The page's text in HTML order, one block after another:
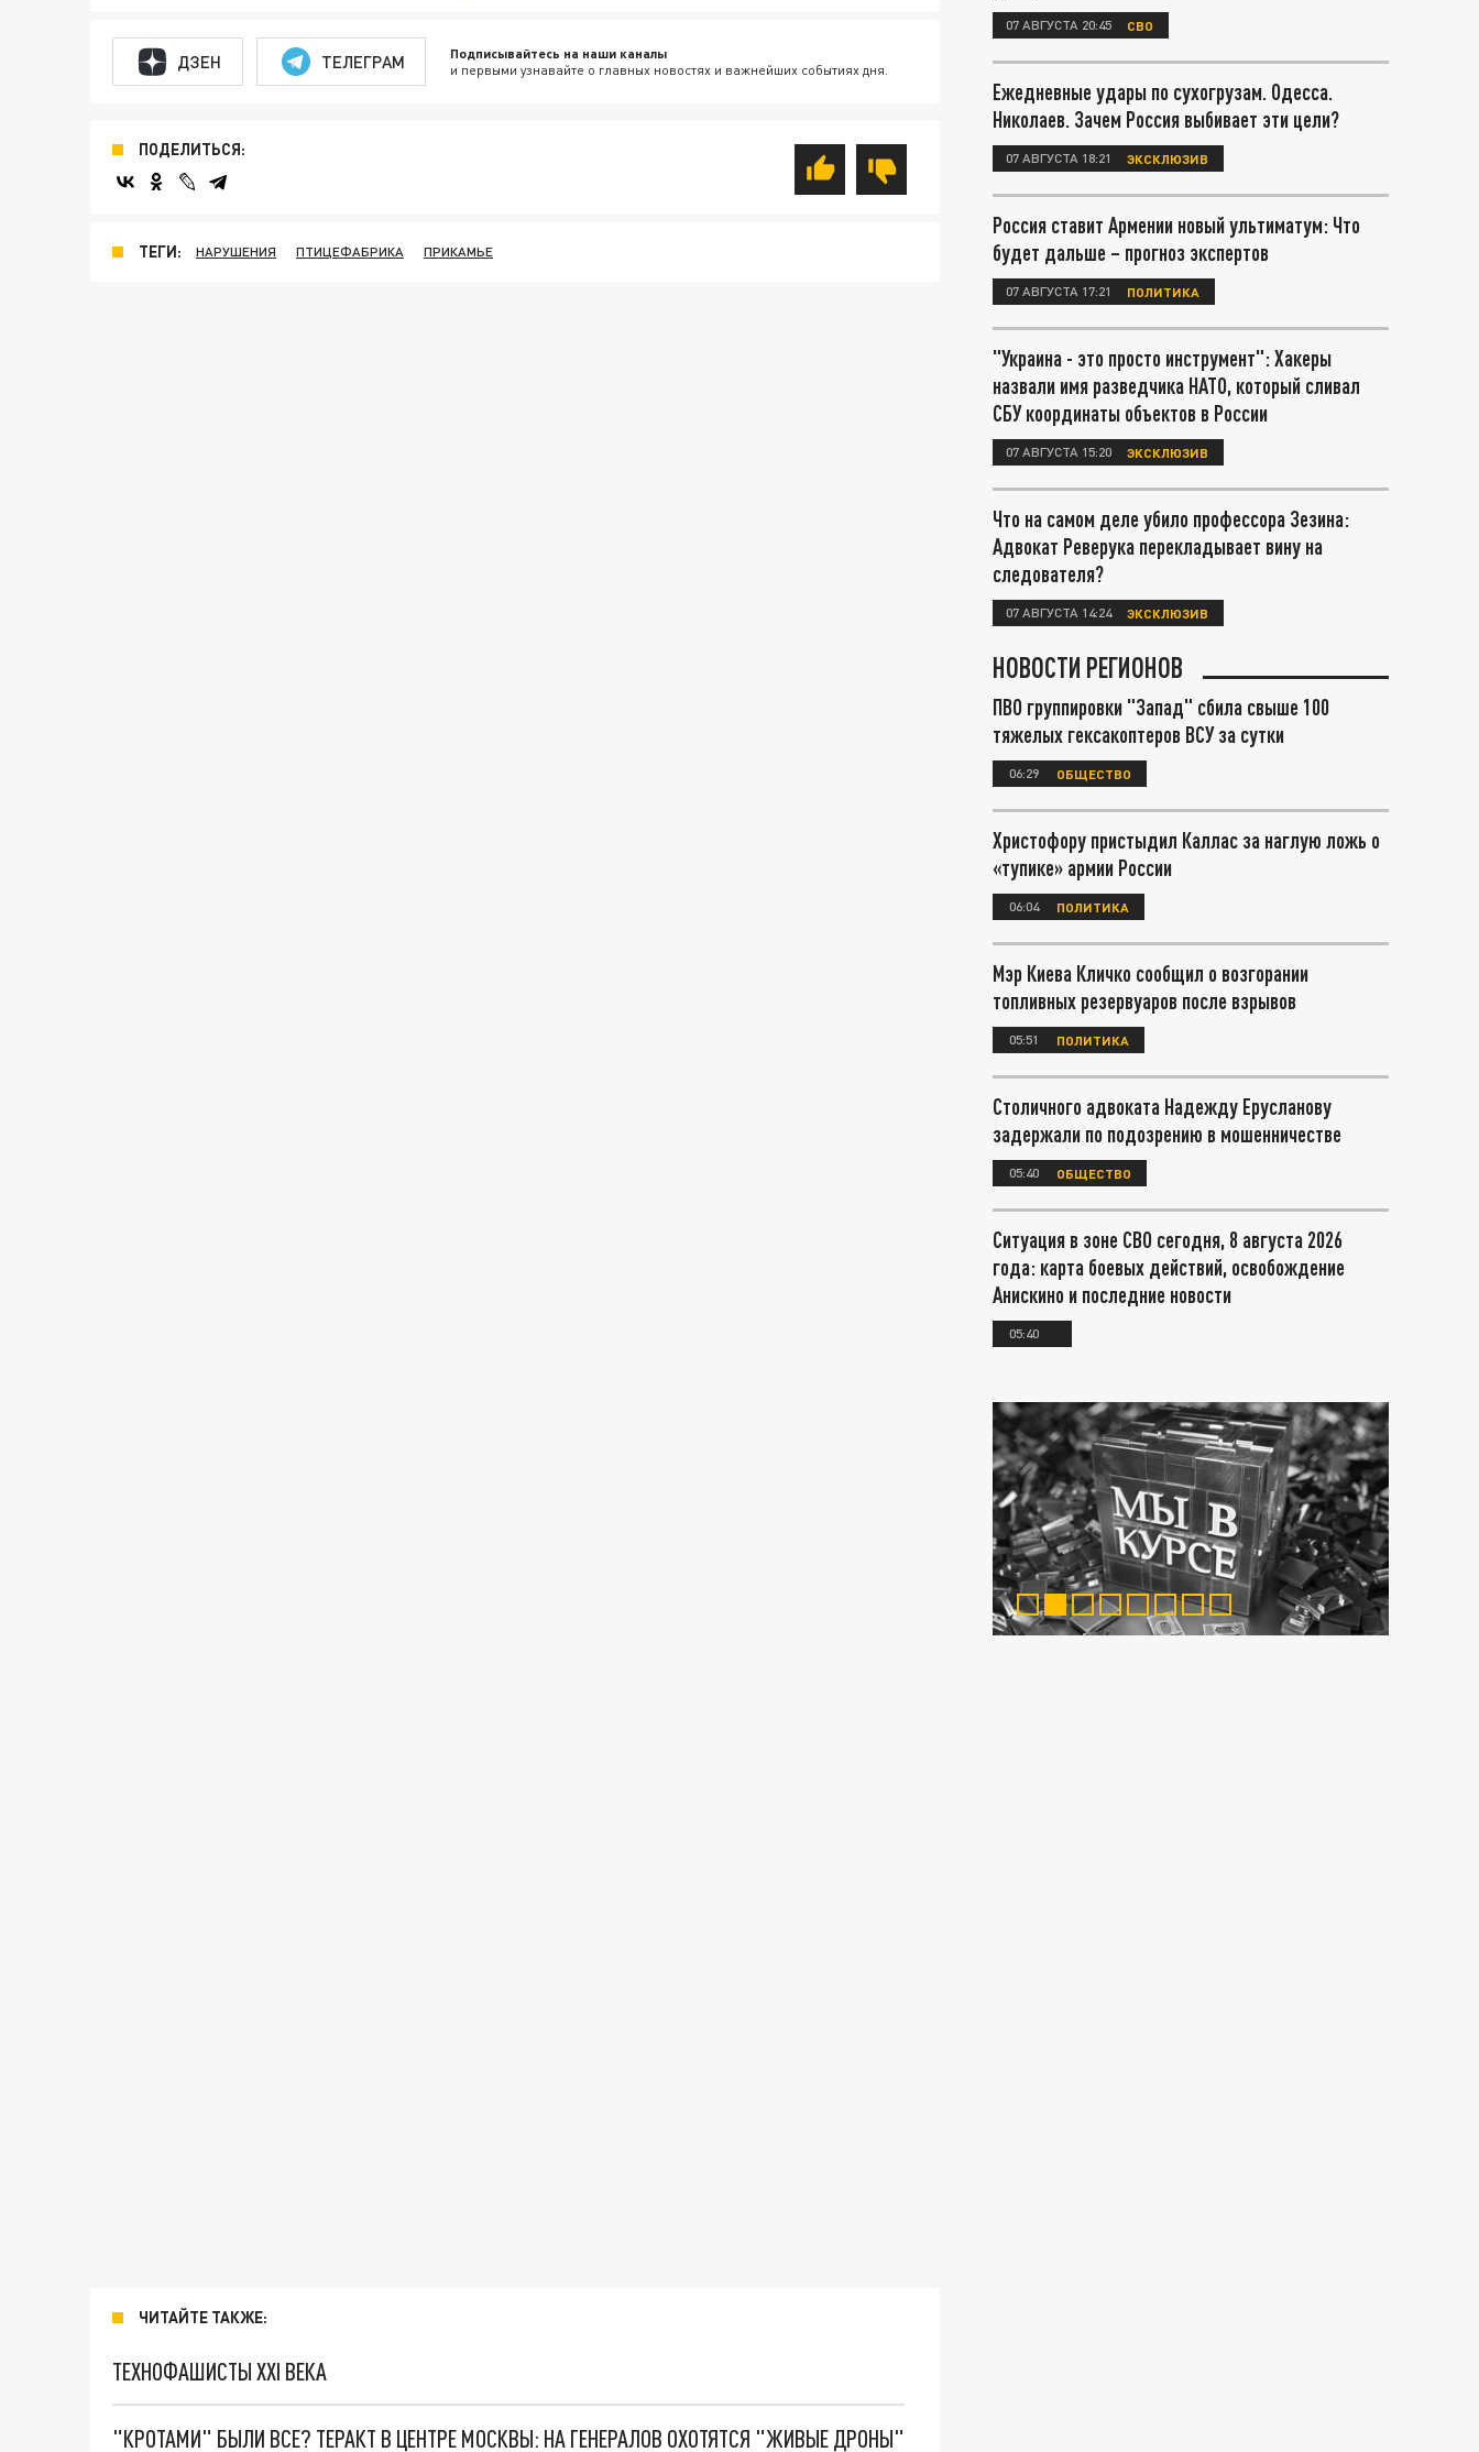
ДЗЕН ТЕЛЕГРАМ Подписывайтесь на наши каналы
и первыми узнавайте о главных новостях и важнейших событиях дня.
ПОДЕЛИТЬСЯ:
ТЕГИ: НАРУШЕНИЯ ПТИЦЕФАБРИКА ПРИКАМЬЕ
ЧИТАЙТЕ ТАКЖЕ:
ТЕХНОФАШИСТЫ XXI ВЕКА
"КРОТАМИ" БЫЛИ ВСЕ? ТЕРАКТ В ЦЕНТРЕ МОСКВЫ: НА ГЕНЕРАЛОВ ОХОТЯТСЯ "ЖИВЫЕ ДРОНЫ"
07 АВГУСТА 20:45 СВО
Ежедневные удары по сухогрузам. Одесса.
Николаев. Зачем Россия выбивает эти цели?
07 АВГУСТА 18:21 ЭКСКЛЮЗИВ
Россия ставит Армении новый ультиматум: Что
будет дальше – прогноз экспертов
07 АВГУСТА 17:21 ПОЛИТИКА
"Украина - это просто инструмент": Хакеры
назвали имя разведчика НАТО, который сливал
СБУ координаты объектов в России
07 АВГУСТА 15:20 ЭКСКЛЮЗИВ
Что на самом деле убило профессора Зезина:
Адвокат Реверука перекладывает вину на
следователя?
07 АВГУСТА 14:24 ЭКСКЛЮЗИВ
НОВОСТИ РЕГИОНОВ
ПВО группировки "Запад" сбила свыше 100
тяжелых гексакоптеров ВСУ за сутки
06:29 ОБЩЕСТВО
Христофору пристыдил Каллас за наглую ложь о
«тупике» армии России
06:04 ПОЛИТИКА
Мэр Киева Кличко сообщил о возгорании
топливных резервуаров после взрывов
05:51 ПОЛИТИКА
Столичного адвоката Надежду Ерусланову
задержали по подозрению в мошенничестве
05:40 ОБЩЕСТВО
Ситуация в зоне СВО сегодня, 8 августа 2026
года: карта боевых действий, освобождение
Анискино и последние новости
05:40